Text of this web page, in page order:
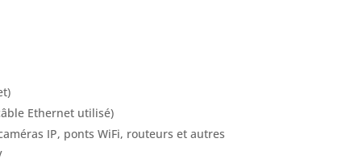
Ethernet utilisé)
IP, ponts WiFi, routeurs et autres